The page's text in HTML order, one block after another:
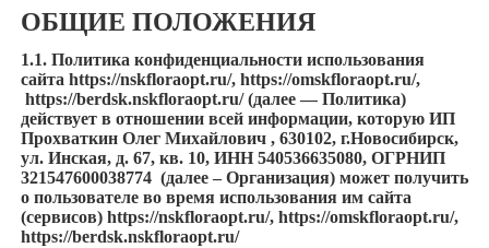
ОБЩИЕ ПОЛОЖЕНИЯ
1.1. Политика конфиденциальности использования
сайта https://nskfloraopt.ru/, https://omskfloraopt.ru/,
https://berdsk.nskfloraopt.ru/(далее — Политика)
действует в отношении всей информации, которую ИП
Прохваткин Олег Михайлович , 630102, г.Новосибирск,
ул. Инская, д. 67, кв. 10, ИНН 540536635080, ОГРНИП
321547600038774 (далее – Организация) может получить
о пользователе во время использования им сайта
(сервисов) https://nskfloraopt.ru/, https://omskfloraopt.ru/,
https://berdsk.nskfloraopt.ru/